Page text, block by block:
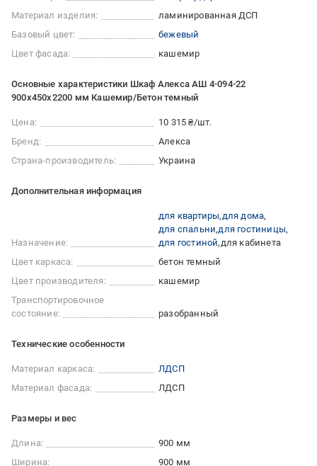
Материал изделия:
ламинированная ДСП
Базовый цвет:
бежевый
Цвет фасада:
кашемир
Основные характеристики Шкаф Алекса АШ 4-094-22
900х450х2200 мм Кашемир/Бетон темный
Цена:
10 315 ₴/шт.
Бренд:
Алекса
Страна-производитель:
Украина
Дополнительная информация
Назначение:
для квартиры для дома
для спальни для гостиницы
для гостиной для кабинета
Цвет каркаса:
бетон темный
Цвет производителя:
кашемир
Транспортировочное
состояние:
разобранный
Технические особенности
Материал каркаса:
ЛДСП
Материал фасада:
ЛДСП
Размеры и вес
Длина:
900 мм
Ширина:
900 мм